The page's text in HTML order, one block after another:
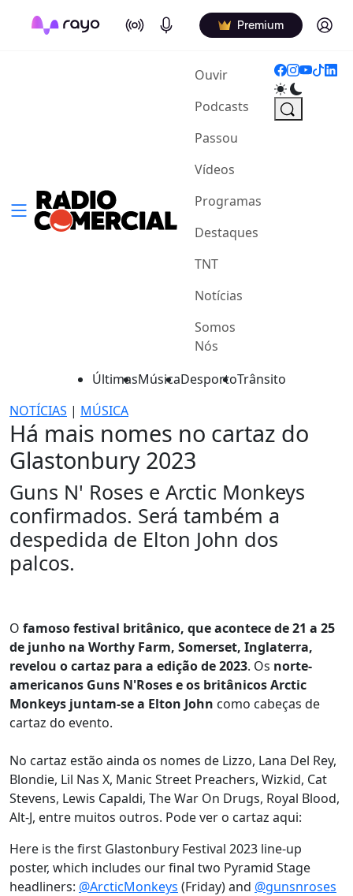
On Air Podcasts Premium Log in
Ouvir(current)
Podcasts
Passou
Vídeos
Programas
Destaques
TNT
Notícias
Somos
Nós
ÚltimasMúsicaDesportoTrânsito
NOTÍCIAS | MÚSICA
Há mais nomes no cartaz do
Glastonbury 2023
Guns N' Roses e Arctic Monkeys
confirmados. Será também a
despedida de Elton John dos
palcos.
O famoso festival britânico, que acontece de 21 a 25
de junho na Worthy Farm, Somerset, Inglaterra,
revelou o cartaz para a edição de 2023. Os norte-
americanos Guns N'Roses e os britânicos Arctic
Monkeys juntam-se a Elton John como cabeças de
cartaz do evento.
No cartaz estão ainda os nomes de Lizzo, Lana Del Rey,
Blondie, Lil Nas X, Manic Street Preachers, Wizkid, Cat
Stevens, Lewis Capaldi, The War On Drugs, Royal Blood,
Alt-J, entre muitos outros. Pode ver o cartaz aqui:
Here is the first Glastonbury Festival 2023 line-up
poster, which includes our final two Pyramid Stage
headliners: @ArcticMonkeys (Friday) and @gunsnroses